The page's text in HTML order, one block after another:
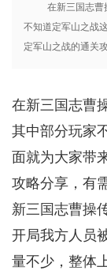
在新三国志曹
不知道定军山之战
定军山之战的通关攻
在新三国志曹
其中部分玩家
面就为大家带
攻略分享，有
新三国志曹操
开局我方人员
量不少，整体